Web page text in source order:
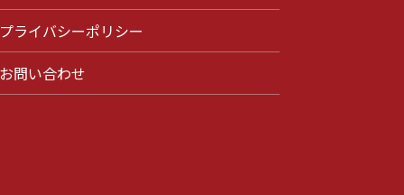
プライバシーポリシー
お問い合わせ